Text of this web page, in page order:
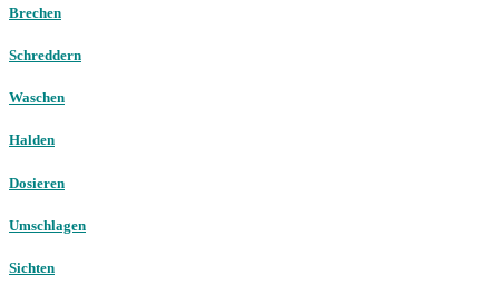
Brechen
Schreddern
Waschen
Halden
Dosieren
Umschlagen
Sichten